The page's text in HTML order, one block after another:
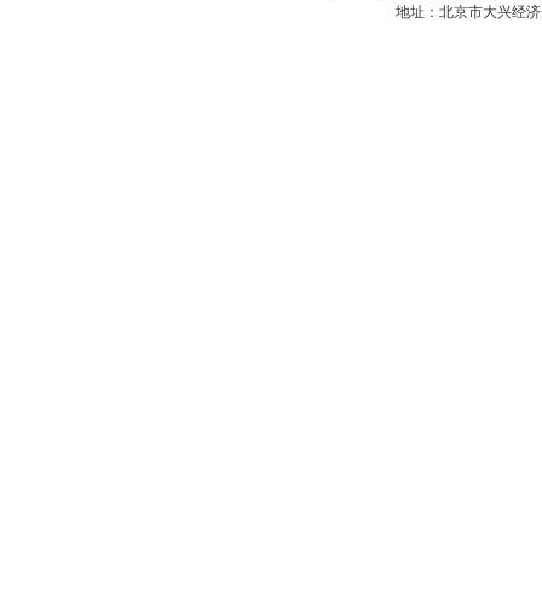
地址：北京市大兴经